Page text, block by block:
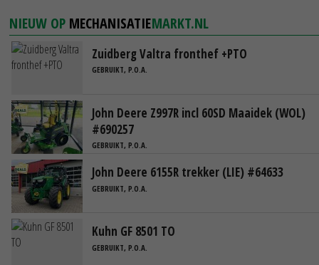
NIEUW OP MECHANISATIEMARKT.NL
Zuidberg Valtra fronthef +PTO
GEBRUIKT, P.O.A.
John Deere Z997R incl 60SD Maaidek (WOL)
#690257
GEBRUIKT, P.O.A.
John Deere 6155R trekker (LIE) #64633
GEBRUIKT, P.O.A.
Kuhn GF 8501 TO
GEBRUIKT, P.O.A.